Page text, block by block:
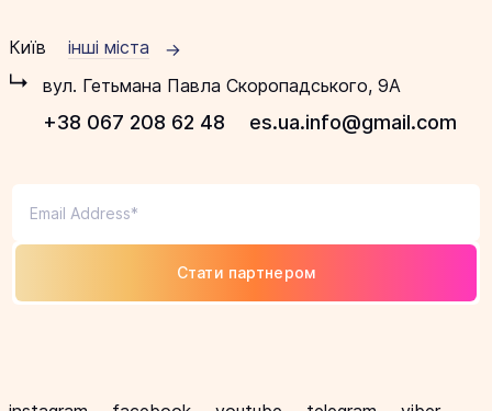
Київ
інші міста
вул. Гетьмана Павла Скоропадського, 9А
+38 067 208 62 48 es.ua.info@gmail.com
Стати партнером